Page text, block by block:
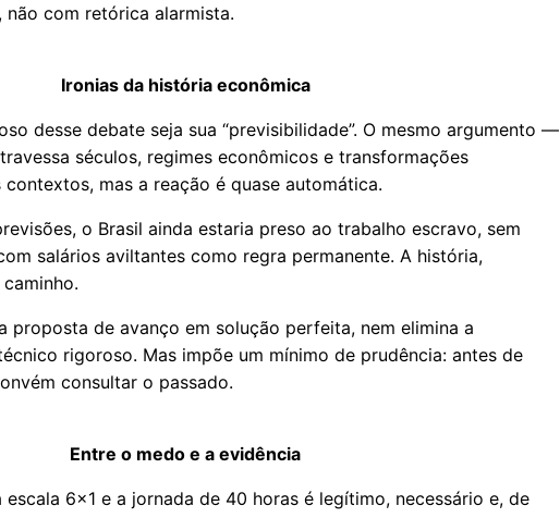
com retórica alarmista.
Ironias da história econômica
desse debate seja sua “previsibilidade”. O mesmo argumento —
séculos, regimes econômicos e transformações
mas a reação é quase automática.
o Brasil ainda estaria preso ao trabalho escravo, sem
salários aviltantes como regra permanente. A história,
proposta de avanço em solução perfeita, nem elimina a
rigoroso. Mas impõe um mínimo de prudência: antes de
consultar o passado.
Entre o medo e a evidência
6x1 e a jornada de 40 horas é legítimo, necessário e, de